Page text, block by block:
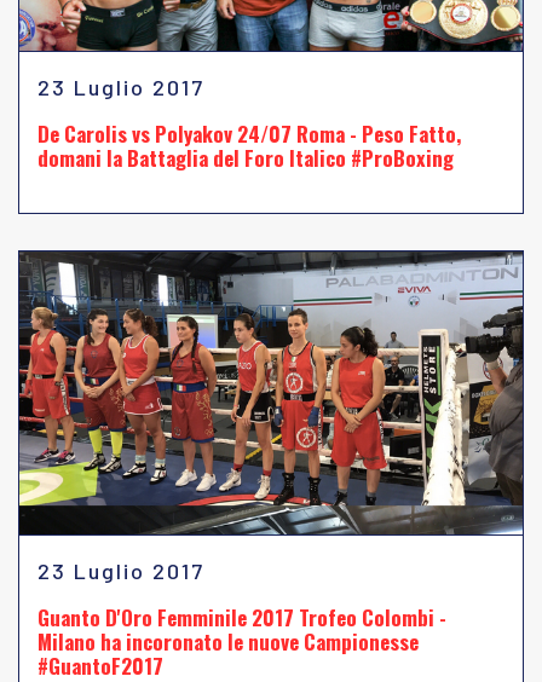
23 Luglio 2017
De Carolis vs Polyakov 24/07 Roma - Peso Fatto,
domani la Battaglia del Foro Italico #ProBoxing
23 Luglio 2017
Guanto D'Oro Femminile 2017 Trofeo Colombi -
Milano ha incoronato le nuove Campionesse
#GuantoF2017